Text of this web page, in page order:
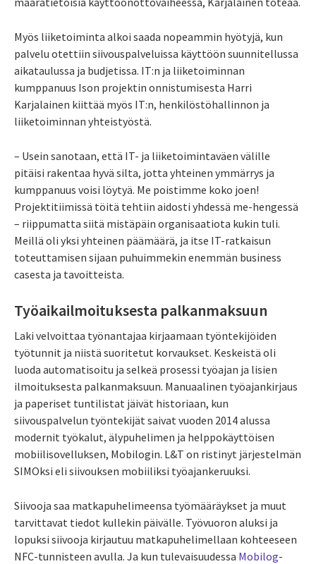
Myös liiketoiminta alkoi saada nopeammin hyötyjä, kun
palvelu otettiin siivouspalveluissa käyttöön suunnitellussa
aikataulussa ja budjetissa. IT:n ja liiketoiminnan
kumppanuus Ison projektin onnistumisesta Harri
Karjalainen kiittää myös IT:n, henkilöstöhallinnon ja
liiketoiminnan yhteistyöstä.
– Usein sanotaan, että IT- ja liiketoimintaväen välille
pitäisi rakentaa hyvä silta, jotta yhteinen ymmärrys ja
kumppanuus voisi löytyä. Me poistimme koko joen!
Projektitiimissä töitä tehtiin aidosti yhdessä me-hengessä
– riippumatta siitä mistäpäin organisaatiota kukin tuli.
Meillä oli yksi yhteinen päämäärä, ja itse IT-ratkaisun
toteuttamisen sijaan puhuimmekin enemmän business
casesta ja tavoitteista.
Työaikailmoituksesta palkanmaksuun
Laki velvoittaa työnantajaa kirjaamaan työntekijöiden
työtunnit ja niistä suoritetut korvaukset. Keskeistä oli
luoda automatisoitu ja selkeä prosessi työajan ja lisien
ilmoituksesta palkanmaksuun. Manuaalinen työajankirjaus
ja paperiset tuntilistat jäivät historiaan, kun
siivouspalvelun työntekijät saivat vuoden 2014 alussa
modernit työkalut, älypuhelimen ja helppokäyttöisen
mobiilisovelluksen, Mobilogin. L&T on ristinyt järjestelmän
SIMOksi eli siivouksen mobiiliksi työajankeruuksi.
Siivooja saa matkapuhelimeensa työmääräykset ja muut
tarvittavat tiedot kullekin päivälle. Työvuoron aluksi ja
lopuksi siivooja kirjautuu matkapuhelimellaan kohteeseen
NFC-tunnisteen avulla. Ja kun tulevaisuudessa Mobilog-